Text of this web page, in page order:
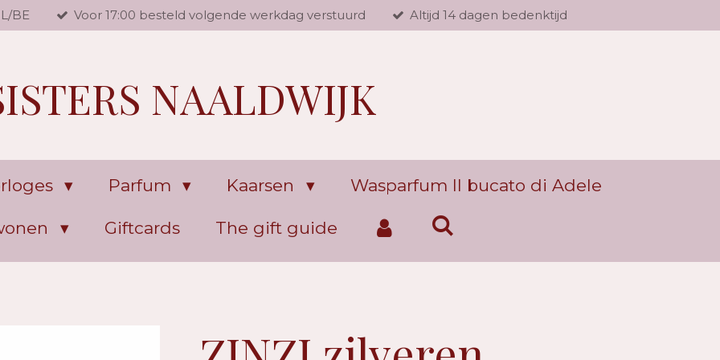
BE Voor 17:00 besteld volgende werkdag verstuurd Altijd 14 dagen bedenktijd
NAALDWIJK
Parfum Kaarsen Wasparfum Il bucato di Adele
Giftcards The gift guide